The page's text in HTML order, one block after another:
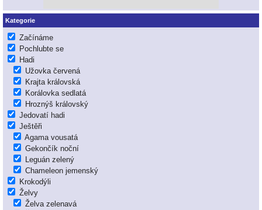
Kategorie
Začínáme
Pochlubte se
Hadi
Užovka červená
Krajta královská
Korálovka sedlatá
Hroznýš královský
Jedovatí hadi
Ještěři
Agama vousatá
Gekončík noční
Leguán zelený
Chameleon jemenský
Krokodýli
Želvy
Želva zelenavá